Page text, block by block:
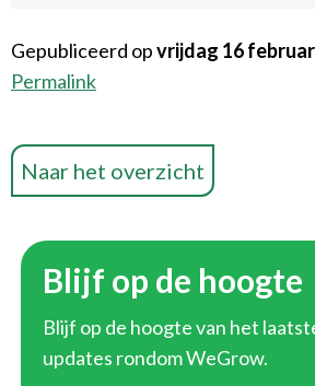
Gepubliceerd opvrijdag 16
Permalink
Naar het overzicht
Blijf op de hoogte
Blijf op de hoogte van het
updates rondom WeGrow.